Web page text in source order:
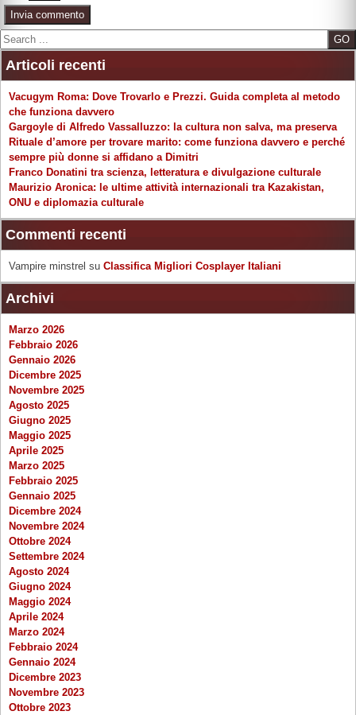
Search
Articoli recenti
Vacugym Roma: Dove Trovarlo e Prezzi. Guida completa al metodo
che funziona davvero
Gargoyle di Alfredo Vassalluzzo: la cultura non salva, ma preserva
Rituale d’amore per trovare marito: come funziona davvero e perché
sempre più donne si affidano a Dimitri
Franco Donatini tra scienza, letteratura e divulgazione culturale
Maurizio Aronica: le ultime attività internazionali tra Kazakistan,
ONU e diplomazia culturale
Commenti recenti
Vampire minstrel su Classifica Migliori Cosplayer Italiani
Archivi
Marzo 2026
Febbraio 2026
Gennaio 2026
Dicembre 2025
Novembre 2025
Agosto 2025
Giugno 2025
Maggio 2025
Aprile 2025
Marzo 2025
Febbraio 2025
Gennaio 2025
Dicembre 2024
Novembre 2024
Ottobre 2024
Settembre 2024
Agosto 2024
Giugno 2024
Maggio 2024
Aprile 2024
Marzo 2024
Febbraio 2024
Gennaio 2024
Dicembre 2023
Novembre 2023
Ottobre 2023